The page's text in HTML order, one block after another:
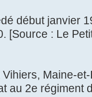
début janvier
[Source : Le
Maine-
au 2e régiment